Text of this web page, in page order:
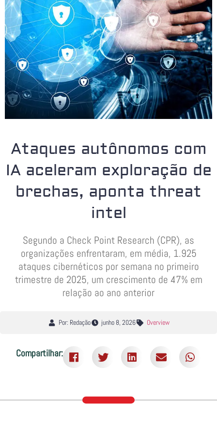
Ataques autônomos com
IA aceleram exploração de
brechas, aponta threat
intel
Segundo a Check Point Research (CPR), as
organizações enfrentaram, em média, 1.925
ataques cibernéticos por semana no primeiro
trimestre de 2025, um crescimento de 47% em
relação ao ano anterior
Por: Redação junho 8, 2026 Overview
Compartilhar: